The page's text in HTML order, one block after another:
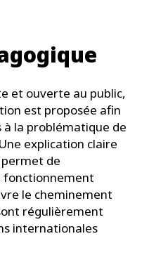
et ouverte au public,
est proposée afin
à la problématique de
explication claire
de
fonctionnement
le cheminement
régulièrement
internationales